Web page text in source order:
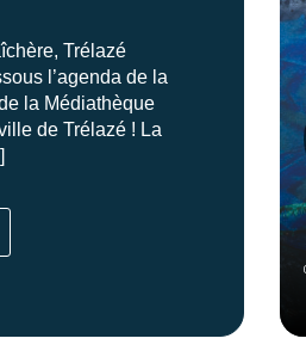
Trélazé
l’agenda de la
la Médiathèque
de Trélazé ! La